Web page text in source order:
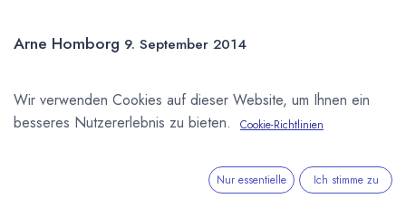
Arne Homborg 9. September 2014
DIESEN BEITRAG TEILEN
Wir verwenden Cookies auf dieser Website, um Ihnen ein
besseres Nutzererlebnis zu bieten.
Cookie-Richtlinien
Nur essentielle Ich stimme zu